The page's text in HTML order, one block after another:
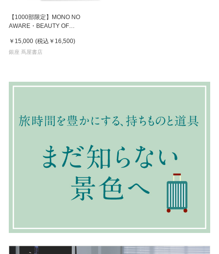
【1000部限定】MONO NO
AWARE・BEAUTY OF
Izu（井津建郎） 写真集
￥15,000 (税込 ￥16,500)
銀座 蔦屋書店